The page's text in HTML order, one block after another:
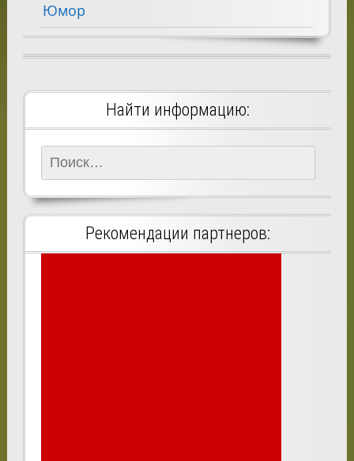
Юмор
Найти информацию:
Найти:
Рекомендации партнеров: